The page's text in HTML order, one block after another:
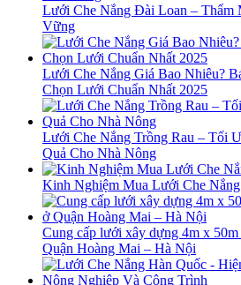
Lưới Che Nắng Đài Loan – Thẩm
Vững
Lưới Che Nắng Giá Bao Nhiêu?
Chọn Lưới Chuẩn Nhất 2025
Lưới Che Nắng Trồng Rau – Tối
Quả Cho Nhà Nông
Kinh Nghiệm Mua Lưới Che
Cung cấp lưới xây dựng 4m x
Quận Hoàng Mai – Hà Nội